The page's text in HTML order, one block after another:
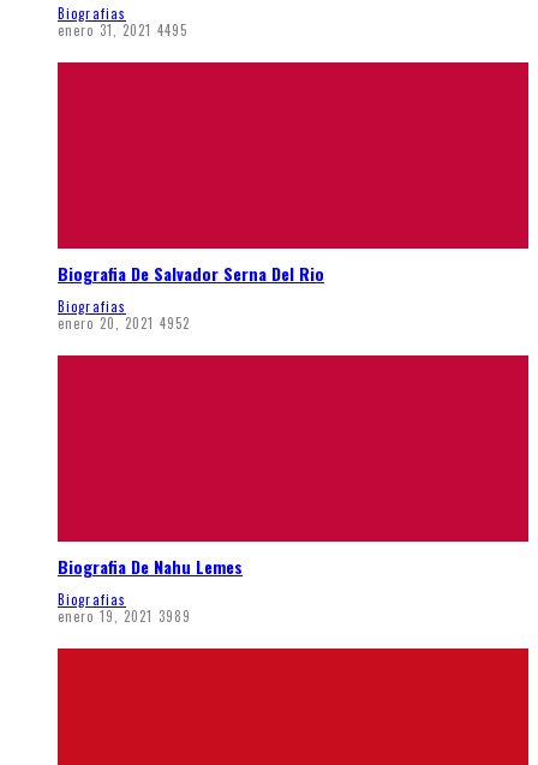
Biografias
enero 31, 2021 4495
Biografia De Salvador Serna Del Rio
Biografias
enero 20, 2021 4952
Biografia De Nahu Lemes
Biografias
enero 19, 2021 3989